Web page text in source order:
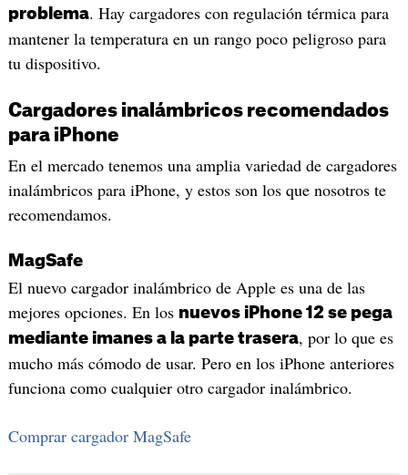
problema. Hay cargadores con regulación térmica para
mantener la temperatura en un rango poco peligroso para
tu dispositivo.
Cargadores inalámbricos recomendados
para iPhone
En el mercado tenemos una amplia variedad de cargadores
inalámbricos para iPhone, y estos son los que nosotros te
recomendamos.
MagSafe
El nuevo cargador inalámbrico de Apple es una de las
mejores opciones. En los nuevos iPhone 12 se pega
mediante imanes a la parte trasera, por lo que es
mucho más cómodo de usar. Pero en los iPhone anteriores
funciona como cualquier otro cargador inalámbrico.
Comprar cargador MagSafe